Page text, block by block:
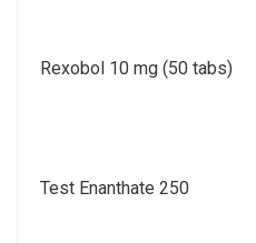
Rexobol 10 mg (50 tabs)
Test Enanthate 250